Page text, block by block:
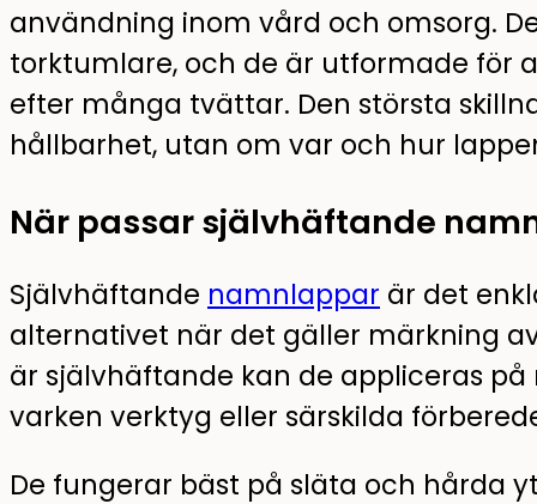
användning inom vård och omsorg.
torktumlare, och de är utformade för
efter många tvättar. Den största
hållbarhet, utan om var och hur
När passar självhäftande
Självhäftande namnlappar är det
alternativet när det gäller märkning
är självhäftande kan de appliceras
varken verktyg eller särskilda
De fungerar bäst på släta och hårda